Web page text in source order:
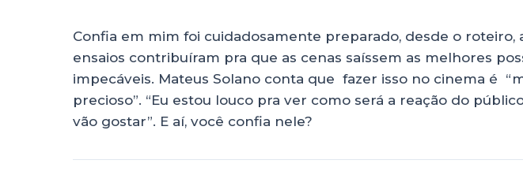
Confia em mim foi cuidadosamente preparado, desde o roteiro,
ensaios contribuíram pra que as cenas saíssem as melhores
impecáveis. Mateus Solano conta que fazer isso no cinema é
precioso”. “Eu estou louco pra ver como será a reação do
vão gostar”. E aí, você confia nele?